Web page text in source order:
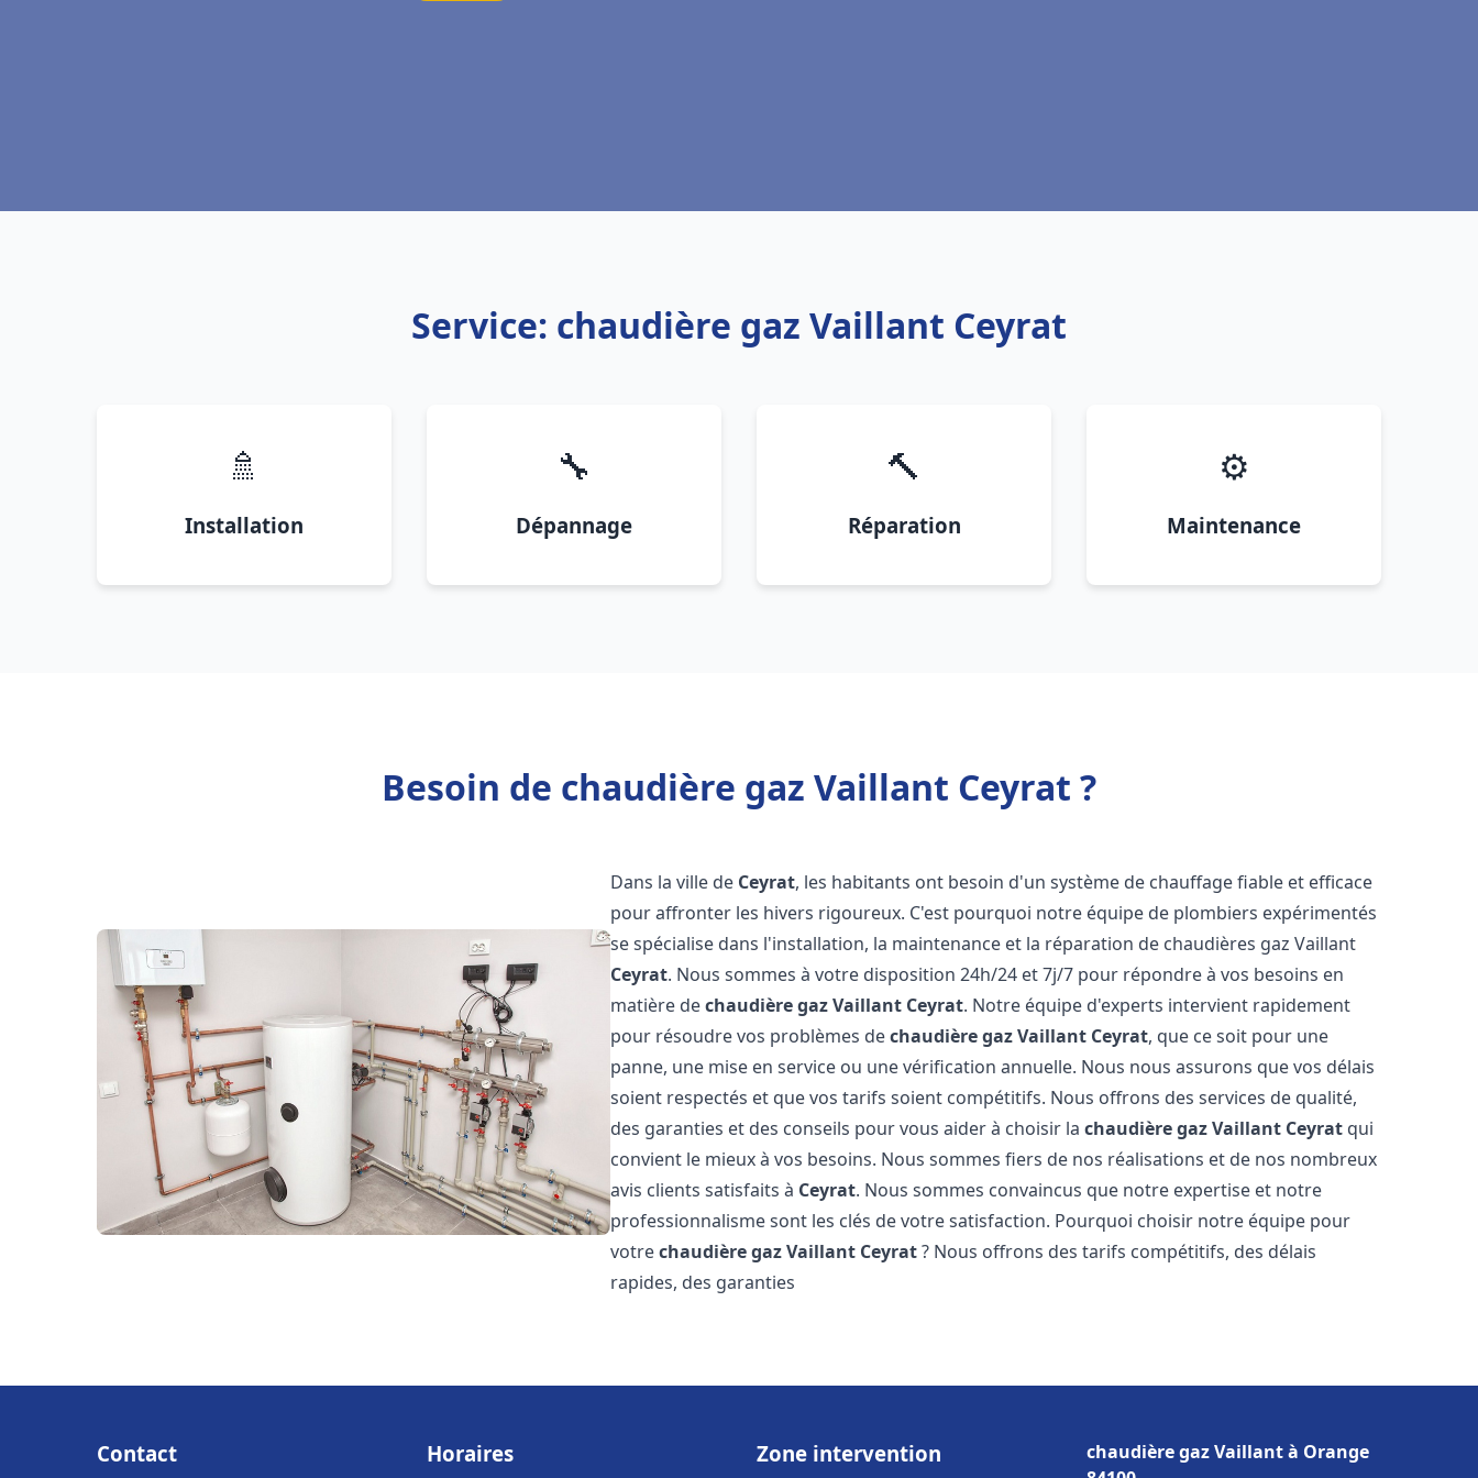
Service: chaudière gaz Vaillant Ceyrat
🚿
Installation
🔧
Dépannage
🔨
Réparation
⚙️
Maintenance
Besoin de chaudière gaz Vaillant Ceyrat ?
Dans la ville de Ceyrat, les habitants ont besoin d'un système de chauffage fiable et efficace
pour affronter les hivers rigoureux. C'est pourquoi notre équipe de plombiers expérimentés
se spécialise dans l'installation, la maintenance et la réparation de chaudières gaz Vaillant
Ceyrat. Nous sommes à votre disposition 24h/24 et 7j/7 pour répondre à vos besoins en
matière dechaudière gaz Vaillant Ceyrat. Notre équipe d'experts intervient rapidement
pour résoudre vos problèmes dechaudière gaz Vaillant Ceyrat, que ce soit pour une
panne, une mise en service ou une vérification annuelle. Nous nous assurons que vos délais
soient respectés et que vos tarifs soient compétitifs. Nous offrons des services de qualité,
des garanties et des conseils pour vous aider à choisir lachaudière gaz Vaillant Ceyrat qui
convient le mieux à vos besoins. Nous sommes fiers de nos réalisations et de nos nombreux
avis clients satisfaits à Ceyrat. Nous sommes convaincus que notre expertise et notre
professionnalisme sont les clés de votre satisfaction. Pourquoi choisir notre équipe pour
votrechaudière gaz Vaillant Ceyrat? Nous offrons des tarifs compétitifs, des délais
rapides, des garanties
Contact Horaires Zone intervention
chaudière gaz Vaillant à Orange